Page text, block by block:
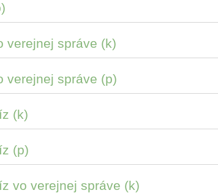
verejnej správe (k)
verejnej správe (p)
(k)
(p)
vo verejnej správe (k)